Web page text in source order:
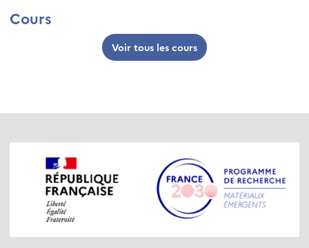
Cours
Voir tous les cours